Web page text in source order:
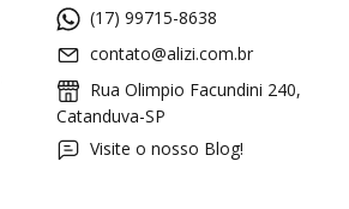
(17) 99715-8638
contato@alizi.com.br
Rua Olimpio Facundini 240,
Catanduva-SP
Visite o nosso Blog!